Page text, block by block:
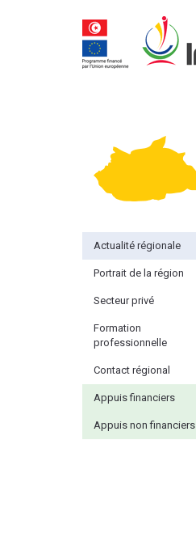
Actualité régionale
Portrait de la région
Secteur privé
Formation
professionnelle
Contact régional
Appuis financiers
Appuis non financiers